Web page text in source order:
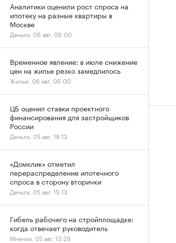
Аналитики оценили рост спроса на
ипотеку на разные квартиры в
Москве
Деньги, 06 авг, 09:00
Временное явление: в июле снижение
цен на жилье резко замедлилось
Жилье, 06 авг, 06:00
ЦБ оценил ставки проектного
финансирования для застройщиков
России
Деньги, 05 авг, 18:13
«Домклик» отметил
перераспределение ипотечного
спроса в сторону вторички
Деньги, 05 авг, 15:13
Гибель рабочего на стройплощадке:
когда отвечает руководитель
Мнения, 05 авг, 13:29